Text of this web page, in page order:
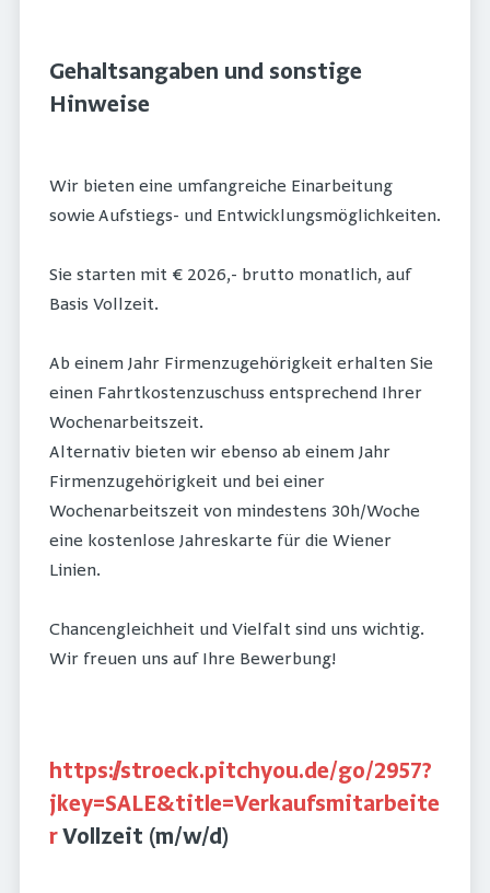
Gehaltsangaben und sonstige
Hinweise
Wir bieten eine umfangreiche Einarbeitung
sowie Aufstiegs- und Entwicklungsmöglichkeiten.
Sie starten mit € 2026,- brutto monatlich, auf
Basis Vollzeit.
Ab einem Jahr Firmenzugehörigkeit erhalten Sie
einen Fahrtkostenzuschuss entsprechend Ihrer
Wochenarbeitszeit.
Alternativ bieten wir ebenso ab einem Jahr
Firmenzugehörigkeit und bei einer
Wochenarbeitszeit von mindestens 30h/Woche
eine kostenlose Jahreskarte für die Wiener
Linien.
Chancengleichheit und Vielfalt sind uns wichtig.
Wir freuen uns auf Ihre Bewerbung!
https://stroeck.pitchyou.de/go/2957?
jkey=SALE&title=Verkaufsmitarbeite
rVollzeit (m/w/d)